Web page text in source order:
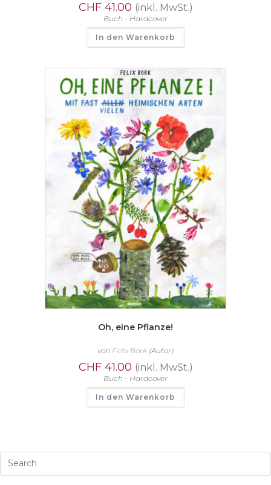
CHF41.00 (inkl. MwSt.)
Buch - Hardcover
In den Warenkorb
Oh, eine Pflanze!
von Felix Bork (Autor)
CHF41.00 (inkl. MwSt.)
Buch - Hardcover
In den Warenkorb